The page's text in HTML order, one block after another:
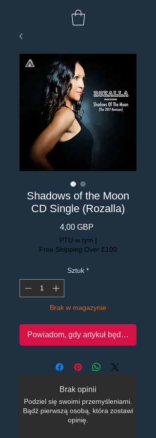
Shadows of the Moon
CD Single (Rozalla)
4,00 GBP
PTU w tym |
Free Shipping Over £100
Sztuk *
Brak w magazynie
Powiadom, gdy artykuł będzie
Brak opinii
Podziel się swoimi przemyśleniami.
Bądź pierwszą osobą, która zostawi
opinię.